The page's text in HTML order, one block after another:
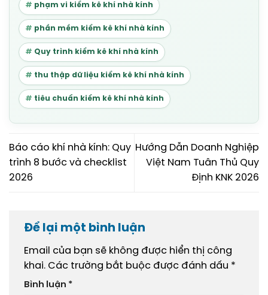
phạm vi kiểm kê khí nhà kính
phần mềm kiểm kê khí nhà kính
Quy trình kiểm kê khí nhà kính
thu thập dữ liệu kiểm kê khí nhà kính
tiêu chuẩn kiểm kê khí nhà kính
Báo cáo khí nhà kính: Quy
trình 8 bước và checklist
2026
Hướng Dẫn Doanh Nghiệp
Việt Nam Tuân Thủ Quy
Định KNK 2026
Để lại một bình luận
Email của bạn sẽ không được hiển thị công
khai. Các trường bắt buộc được đánh dấu *
Bình luận *